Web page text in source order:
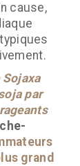
cause,
par
grand